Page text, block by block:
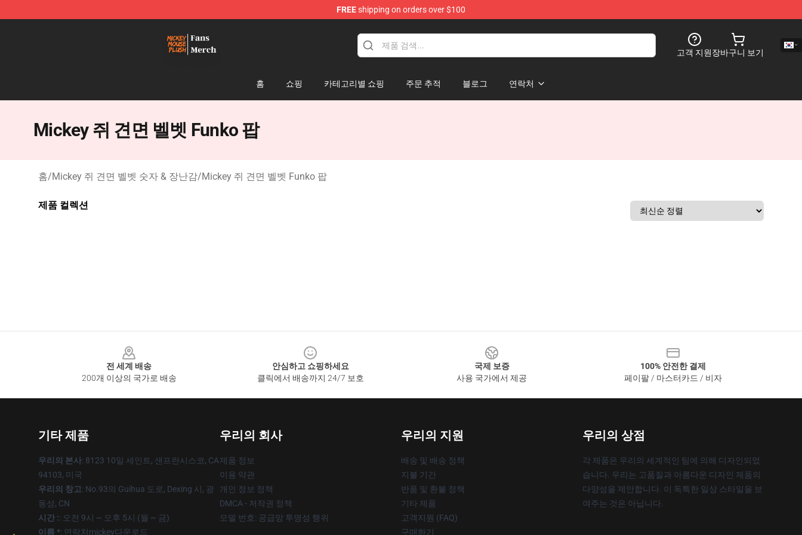
FREEshipping on orders over $100
고객 지원장바구니 보기
홈 쇼핑 카테고리별 쇼핑 주문 추적 블로그 연락처
Mickey 쥐 견면 벨벳 Funko 팝
홈/Mickey 쥐 견면 벨벳 숫자 & 장난감/Mickey 쥐 견면 벨벳 Funko 팝
제품 컬렉션
전 세계 배송
200개 이상의 국가로 배송
안심하고 쇼핑하세요
클릭에서 배송까지 24/7 보호
국제 보증
사용 국가에서 제공
100% 안전한 결제
페이팔 / 마스터카드 / 비자
기타 제품
우리의 본사: 8123 10일 세인트, 샌프란시스코, CA
94103, 미국
우리의 창고: No.93의 Guihua 도로, Dexing 시, 광
동성, CN
시간 :: 오전 9시 ~ 오후 5시 (월 ~ 금)
이름 *: 연락처mickey다운로드
우리의 회사
제품 정보
이용 약관
개인 정보 정책
DMCA - 저작권 정책
모델 번호: 공급망 투명성 행위
우리의 지원
배송 및 배송 정책
지불 기간
반품 및 환불 정책
기타 제품
고객지원 (FAQ)
구매하기
우리의 상점
각 제품은 우리의 세계적인 팀에 의해 디자인되었
습니다. 우리는 고품질과 아름다운 디자인 제품의
다양성을 제안합니다. 이 독특한 일상 스타일을 보
여주는 것은 아닙니다.